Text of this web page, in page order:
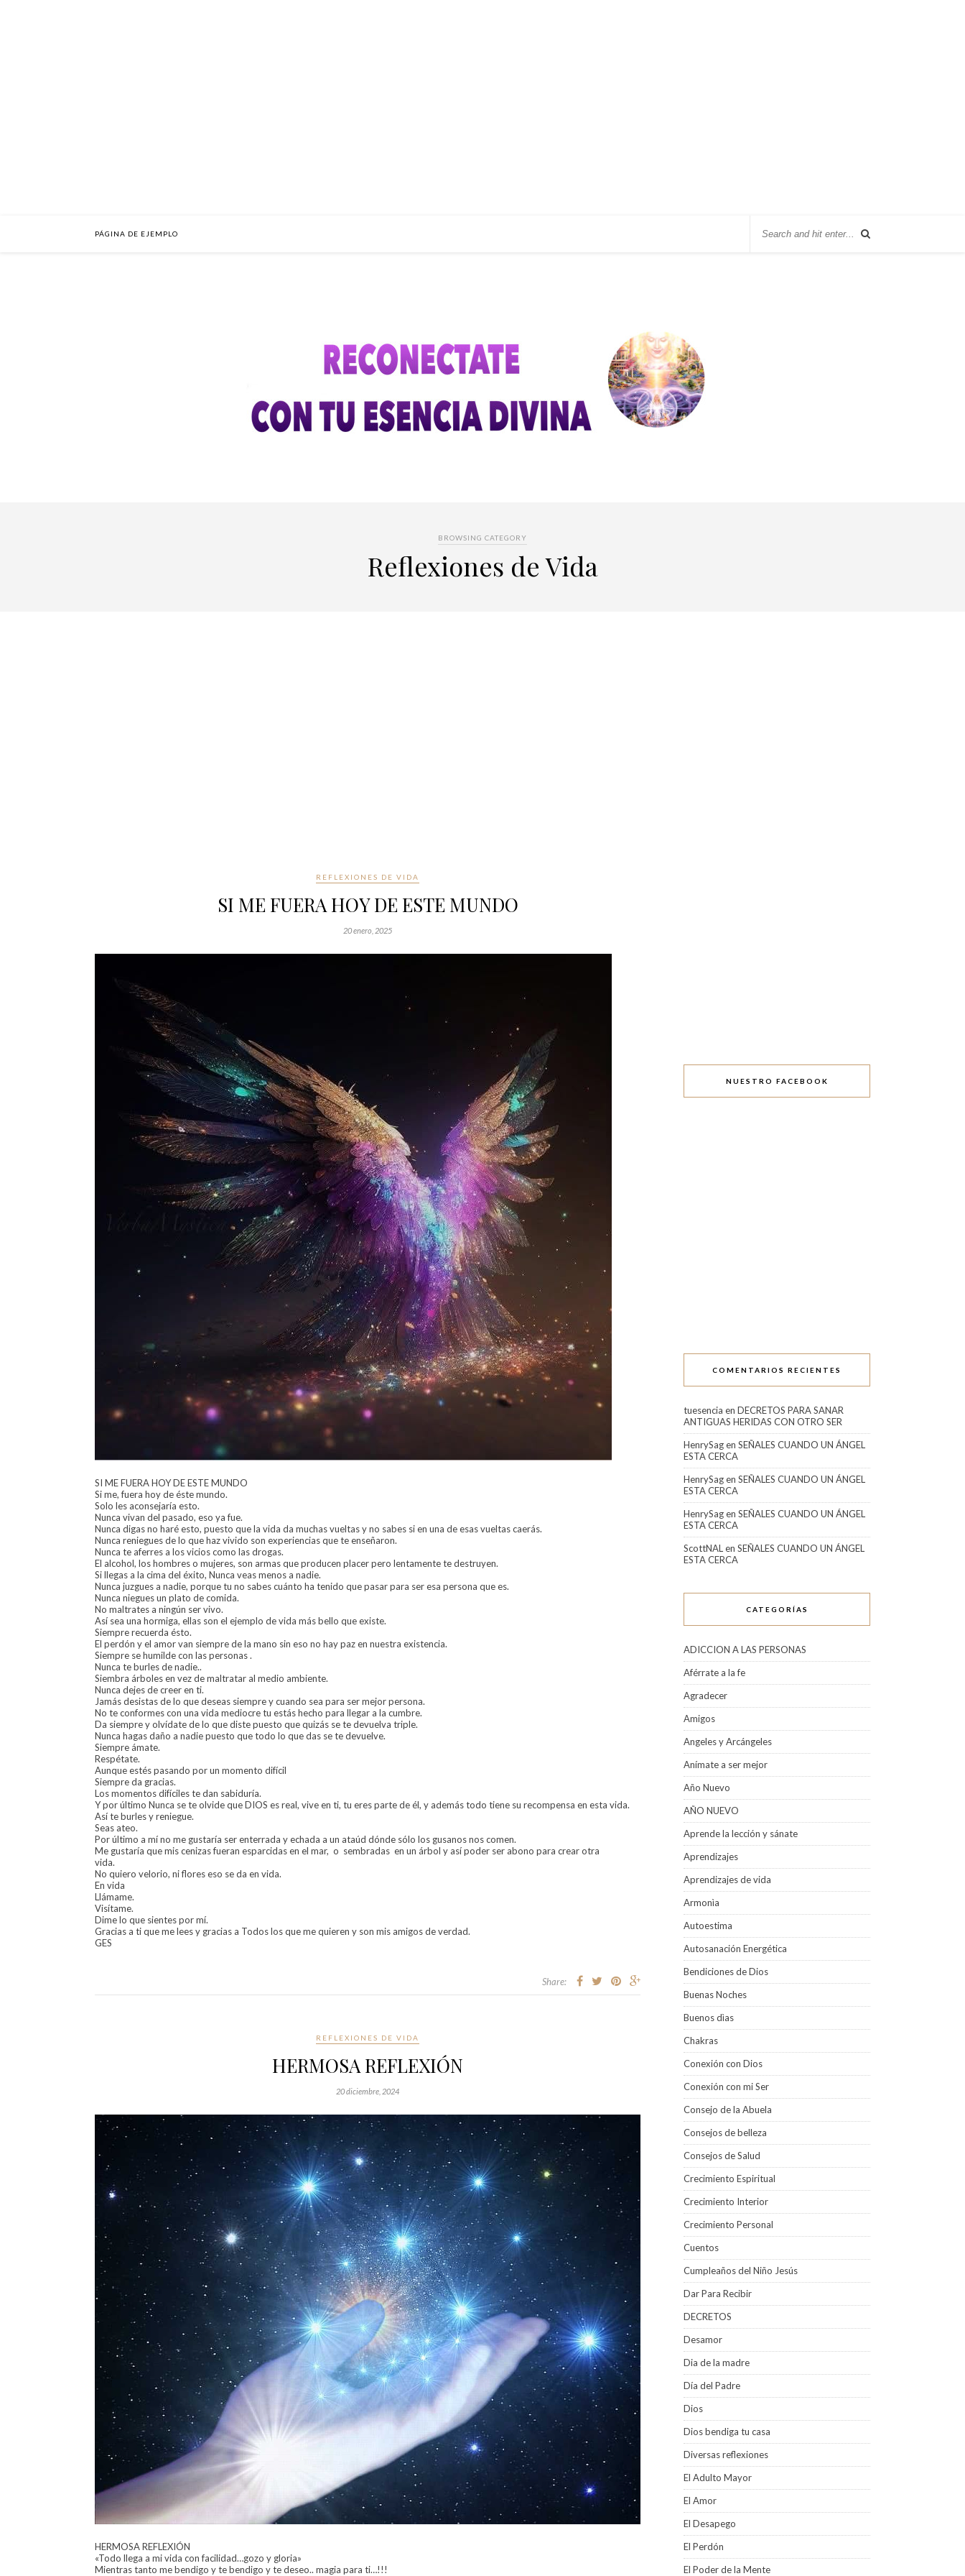
PÁGINA DE EJEMPLO
BROWSING CATEGORY
Reflexiones de Vida
REFLEXIONES DE VIDA
SI ME FUERA HOY DE ESTE MUNDO
20 enero, 2025
SI ME FUERA HOY DE ESTE MUNDO
Si me, fuera hoy de éste mundo.
Solo les aconsejaría esto.
Nunca vivan del pasado, eso ya fue.
Nunca digas no haré esto, puesto que la vida da muchas vueltas y no sabes si en una de esas vueltas caerás.
Nunca reniegues de lo que haz vivido son experiencias que te enseñaron.
Nunca te aferres a los vicios como las drogas.
El alcohol, los hombres o mujeres, son armas que producen placer pero lentamente te destruyen.
Si llegas a la cima del éxito, Nunca veas menos a nadie.
Nunca juzgues a nadie, porque tu no sabes cuánto ha tenido que pasar para ser esa persona que es.
Nunca niegues un plato de comida.
No maltrates a ningún ser vivo.
Así sea una hormiga, ellas son el ejemplo de vida más bello que existe.
Siempre recuerda ésto.
El perdón y el amor van siempre de la mano sin eso no hay paz en nuestra existencia.
Siempre se humilde con las personas .
Nunca te burles de nadie..
Siembra árboles en vez de maltratar al medio ambiente.
Nunca dejes de creer en ti.
Jamás desistas de lo que deseas siempre y cuando sea para ser mejor persona.
No te conformes con una vida mediocre tu estás hecho para llegar a la cumbre.
Da siempre y olvídate de lo que diste puesto que quizás se te devuelva triple.
Nunca hagas daño a nadie puesto que todo lo que das se te devuelve.
Siempre ámate.
Respétate.
Aunque estés pasando por un momento difícil
Siempre da gracias.
Los momentos difíciles te dan sabiduría.
Y por último Nunca se te olvide que DIOS es real, vive en ti, tu eres parte de él, y además todo tiene su recompensa en esta vida.
Así te burles y reniegue.
Seas ateo.
Por último a mí no me gustaría ser enterrada y echada a un ataúd dónde sólo los gusanos nos comen.
Me gustaría que mis cenizas fueran esparcidas en el mar, o sembradas en un árbol y así poder ser abono para crear otra
vida.
No quiero velorio, ni flores eso se da en vida.
En vida
Llámame.
Visítame.
Dime lo que sientes por mí.
Gracias a ti que me lees y gracias a Todos los que me quieren y son mis amigos de verdad.
GES
Share:
REFLEXIONES DE VIDA
HERMOSA REFLEXIÓN
20 diciembre, 2024
HERMOSA REFLEXIÓN
«Todo llega a mi vida con facilidad…gozo y gloria»
Mientras tanto me bendigo y te bendigo y te deseo.. magia para ti…!!!
NUESTRO FACEBOOK
COMENTARIOS RECIENTES
tuesencia en DECRETOS PARA SANAR
ANTIGUAS HERIDAS CON OTRO SER
HenrySagen SEÑALES CUANDO UN ÁNGEL
ESTA CERCA
HenrySagen SEÑALES CUANDO UN ÁNGEL
ESTA CERCA
HenrySagen SEÑALES CUANDO UN ÁNGEL
ESTA CERCA
ScottNAL en SEÑALES CUANDO UN ÁNGEL
ESTA CERCA
CATEGORÍAS
ADICCION A LAS PERSONAS
Aférrate a la fe
Agradecer
Amigos
Angeles y Arcángeles
Anímate a ser mejor
Año Nuevo
AÑO NUEVO
Aprende la lección y sánate
Aprendizajes
Aprendizajes de vida
Armonìa
Autoestima
Autosanación Energética
Bendiciones de Dios
Buenas Noches
Buenos dìas
Chakras
Conexión con Dios
Conexión con mi Ser
Consejo de la Abuela
Consejos de belleza
Consejos de Salud
Crecimiento Espiritual
Crecimiento Interior
Crecimiento Personal
Cuentos
Cumpleaños del Niño Jesús
Dar Para Recibir
DECRETOS
Desamor
Dia de la madre
Día del Padre
Dios
Dios bendiga tu casa
Diversas reflexiones
El Adulto Mayor
El Amor
El Desapego
El Perdón
El Poder de la Mente